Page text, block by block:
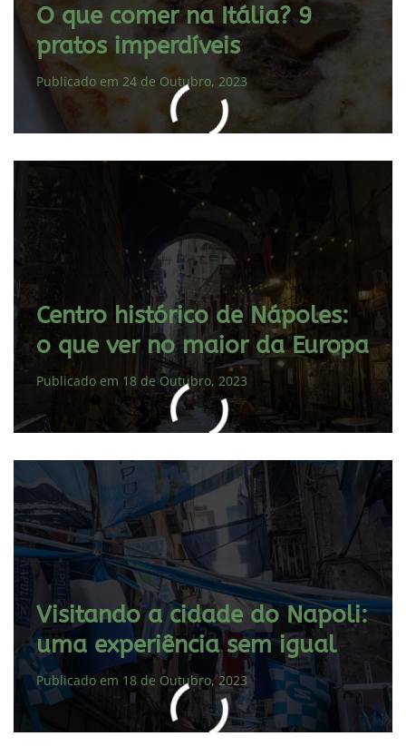
O que comer na Itália? 9
pratos imperdíveis
Publicado em 24 de Outubro, 2023
Centro histórico de Nápoles:
o que ver no maior da Europa
Publicado em 18 de Outubro, 2023
Visitando a cidade do Napoli:
uma experiência sem igual
Publicado em 18 de Outubro, 2023